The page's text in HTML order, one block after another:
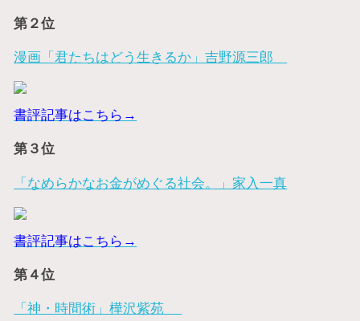
第２位
漫画「君たちはどう生きるか」吉野源三郎
書評記事はこちら→
第３位
「なめらかなお金がめぐる社会。」家入一真
書評記事はこちら→
第４位
「神・時間術」樺沢紫苑